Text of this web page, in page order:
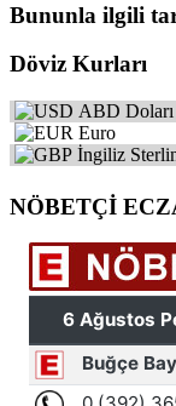
Bununla ilgili
Döviz Kurları
ABD Doları
Euro
İngiliz
NÖBETÇİ